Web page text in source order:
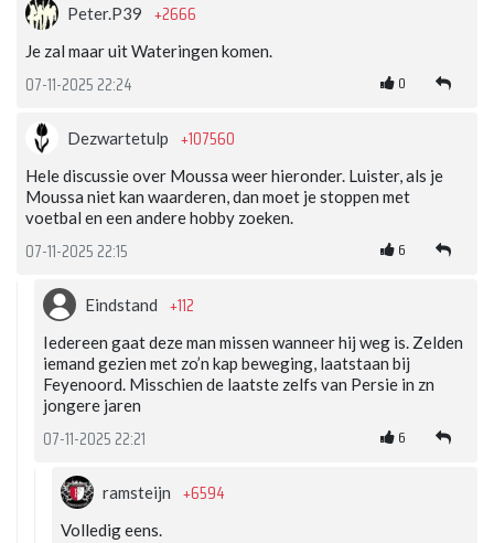
Peter.P39 +2666
Je zal maar uit Wateringen komen.
07-11-2025 22:24 0
Dezwartetulp +107560
Hele discussie over Moussa weer hieronder. Luister, als je
Moussa niet kan waarderen, dan moet je stoppen met
voetbal en een andere hobby zoeken.
07-11-2025 22:15 6
Eindstand +112
Iedereen gaat deze man missen wanneer hij weg is. Zelden
iemand gezien met zo’n kap beweging, laatstaan bij
Feyenoord. Misschien de laatste zelfs van Persie in zn
jongere jaren
07-11-2025 22:21 6
ramsteijn +6594
Volledig eens.